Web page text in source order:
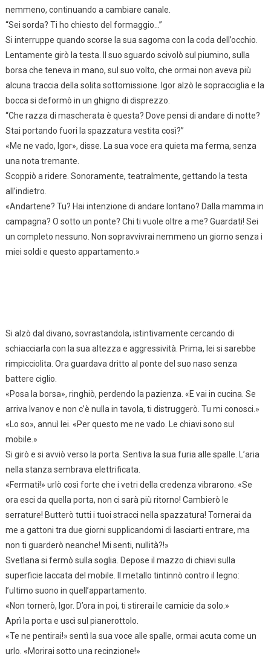
nemmeno, continuando a cambiare canale.
“Sei sorda? Ti ho chiesto del formaggio…”
Si interruppe quando scorse la sua sagoma con la coda dell’occhio.
Lentamente girò la testa. Il suo sguardo scivolò sul piumino, sulla
borsa che teneva in mano, sul suo volto, che ormai non aveva più
alcuna traccia della solita sottomissione. Igor alzò le sopracciglia e la
bocca si deformò in un ghigno di disprezzo.
“Che razza di mascherata è questa? Dove pensi di andare di notte?
Stai portando fuori la spazzatura vestita così?”
«Me ne vado, Igor», disse. La sua voce era quieta ma ferma, senza
una nota tremante.
Scoppiò a ridere. Sonoramente, teatralmente, gettando la testa
all’indietro.
«Andartene? Tu? Hai intenzione di andare lontano? Dalla mamma in
campagna? O sotto un ponte? Chi ti vuole oltre a me? Guardati! Sei
un completo nessuno. Non sopravvivrai nemmeno un giorno senza i
miei soldi e questo appartamento.»
Si alzò dal divano, sovrastandola, istintivamente cercando di
schiacciarla con la sua altezza e aggressività. Prima, lei si sarebbe
rimpicciolita. Ora guardava dritto al ponte del suo naso senza
battere ciglio.
«Posa la borsa», ringhiò, perdendo la pazienza. «E vai in cucina. Se
arriva Ivanov e non c’è nulla in tavola, ti distruggerò. Tu mi conosci.»
«Lo so», annuì lei. «Per questo me ne vado. Le chiavi sono sul
mobile.»
Si girò e si avviò verso la porta. Sentiva la sua furia alle spalle. L’aria
nella stanza sembrava elettrificata.
«Fermati!» urlò così forte che i vetri della credenza vibrarono. «Se
ora esci da quella porta, non ci sarà più ritorno! Cambierò le
serrature! Butterò tutti i tuoi stracci nella spazzatura! Tornerai da
me a gattoni tra due giorni supplicandomi di lasciarti entrare, ma
non ti guarderò neanche! Mi senti, nullità?!»
Svetlana si fermò sulla soglia. Depose il mazzo di chiavi sulla
superficie laccata del mobile. Il metallo tintinnò contro il legno:
l’ultimo suono in quell’appartamento.
«Non tornerò, Igor. D’ora in poi, ti stirerai le camicie da solo.»
Aprì la porta e uscì sul pianerottolo.
«Te ne pentirai!» sentì la sua voce alle spalle, ormai acuta come un
urlo. «Morirai sotto una recinzione!»